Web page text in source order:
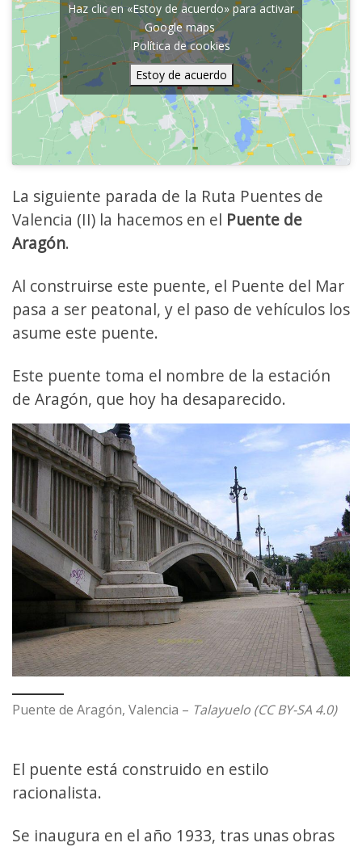
Haz clic en «Estoy de acuerdo» para activar
Google maps
Política de cookies
Estoy de acuerdo
La siguiente parada de la Ruta Puentes de
Valencia (II) la hacemos en el Puente de
Aragón.
Al construirse este puente, el Puente del Mar
pasa a ser peatonal, y el paso de vehículos los
asume este puente.
Este puente toma el nombre de la estación
de Aragón, que hoy ha desaparecido.
Puente de Aragón, Valencia – Talayuelo (CC BY-SA 4.0)
El puente está construido en estilo
racionalista.
Se inaugura en el año 1933, tras unas obras